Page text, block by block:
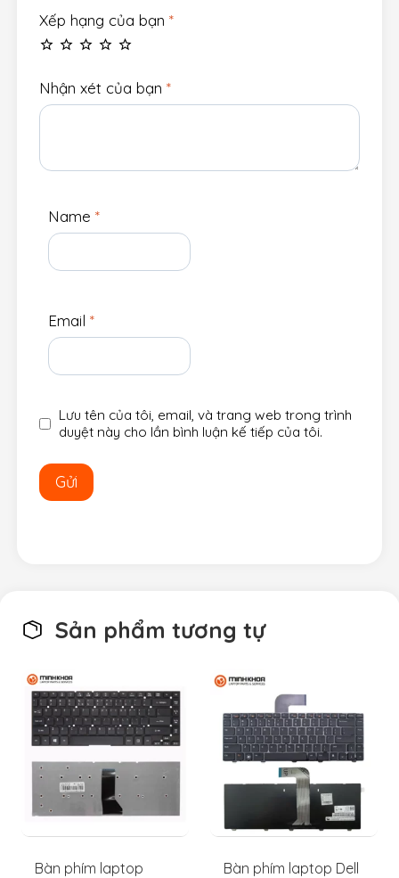
Xếp hạng của bạn *
Nhận xét của bạn *
Name *
Email *
Lưu tên của tôi, email, và trang web trong trình
duyệt này cho lần bình luận kế tiếp của tôi.
Sản phẩm tương tự
Bàn phím laptop
Bàn phím laptop Dell